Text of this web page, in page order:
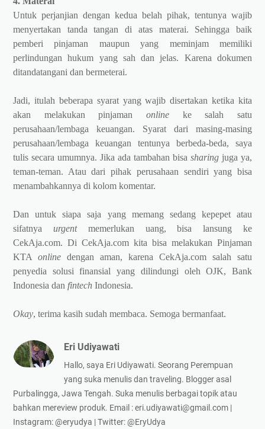
Untuk perjanjian dengan kedua belah pihak, tentunya wajib
menyertakan tanda tangan di atas materai. Sehingga baik
pemberi pinjaman maupun yang meminjam memiliki
perlindungan hukum yang sah dan jelas. Karena dokumen
ditandatangani dan bermeterai.
Jadi, itulah beberapa syarat yang wajib disertakan ketika kita
akan melakukan pinjaman online ke salah satu
perusahaan/lembaga keuangan. Syarat dari masing-masing
perusahaan/lembaga keuangan tentunya berbeda-beda, saya
tulis secara umumnya. Jika ada tambahan bisa sharing juga ya,
teman-teman. Atau dari pihak perusahaan sendiri yang bisa
menambahkannya di kolom komentar.
Dan untuk siapa saja yang memang sedang kepepet atau
sifatnya urgentmemerlukan uang, bisa lansung ke
CekAja.com. Di CekAja.com kita bisa melakukan Pinjaman
KTA online dengan aman, karena CekAja.com salah satu
penyedia solusi finansial yang dilindungi oleh OJK, Bank
Indonesia dan fintech Indonesia.
Okay, terima kasih sudah membaca. Semoga bermanfaat.
Eri Udiyawati
Hallo, saya Eri Udiyawati. Seorang Perempuan
yang suka menulis dan traveling. Blogger asal
Purbalingga, Jawa Tengah. Suka menulis berbagai topik atau
bahkan mereview produk. Email : eri.udiyawati@gmail.com |
Instagram: @eryudya | Twitter: @EryUdya